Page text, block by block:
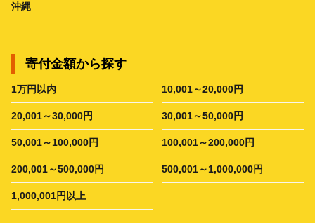
沖縄
寄付金額から探す
1万円以内 10,001～20,000円
20,001～30,000円 30,001～50,000円
50,001～100,000円 100,001～200,000円
200,001～500,000円 500,001～1,000,000円
1,000,001円以上